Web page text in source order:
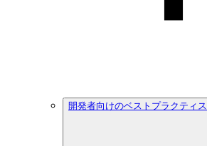
開発者向けのベストプラクティス